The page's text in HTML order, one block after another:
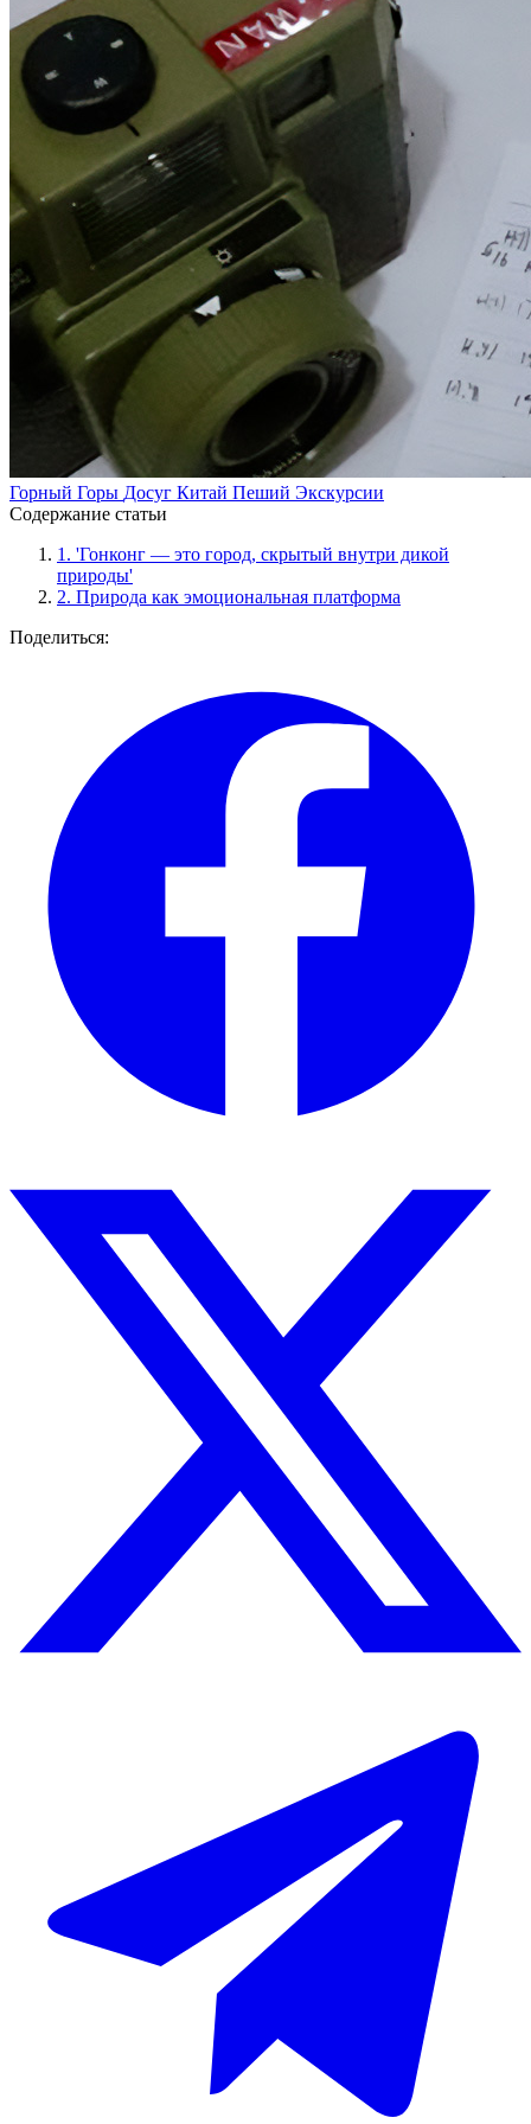
Горный Горы Досуг Китай Пеший Экскурсии
Содержание статьи
1. 'Гонконг — это город, скрытый внутри дикой
природы'
2. Природа как эмоциональная платформа
Поделиться: